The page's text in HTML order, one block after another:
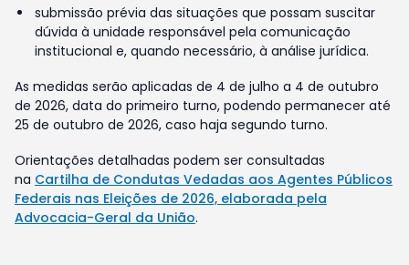
submissão prévia das situações que possam suscitar
dúvida à unidade responsável pela comunicação
institucional e, quando necessário, à análise jurídica.
As medidas serão aplicadas de 4 de julho a 4 de outubro
de 2026, data do primeiro turno, podendo permanecer até
25 de outubro de 2026, caso haja segundo turno.
Orientações detalhadas podem ser consultadas
na Cartilha de Condutas Vedadas aos Agentes Públicos
Federais nas Eleições de 2026, elaborada pela
Advocacia-Geral da União.